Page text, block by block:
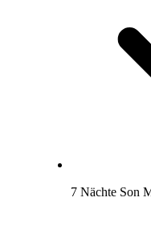
7 Nächte Son